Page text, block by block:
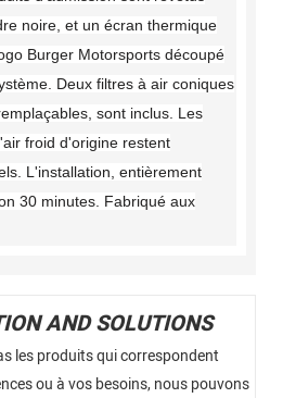
noire, et un écran thermique
Burger Motorsports découpé
Deux filtres à air coniques
sont inclus. Les
froid d'origine restent
L'installation, entièrement
30 minutes. Fabriqué aux
AND SOLUTIONS
les produits qui correspondent
ou à vos besoins, nous pouvons